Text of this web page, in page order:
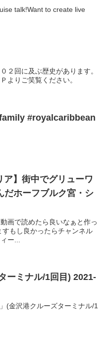
talk!Want to create live
２回に及ぶ歴史があります。
よりご笑覧ください。
#royalcaribbean
】街中でグリューワ
だホーフブルク宮・シ
画で読めたら良いなぁと作っ
もし良かったらチャンネル
ー...
ーミナル/1回目) 2021-
(金沢港クルーズターミナル/1